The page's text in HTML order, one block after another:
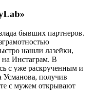
бывших партнеров.
нашли лазейки,
Инстаграм. В
с уже раскрученным и
получив
с мужем открывают